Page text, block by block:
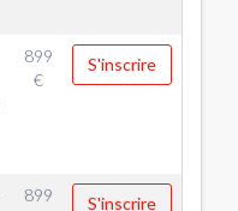
899
€
S'inscrire
899
S'inscrire